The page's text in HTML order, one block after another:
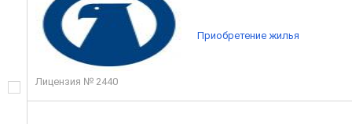
Лицензия № 2440
Приобретение жилья